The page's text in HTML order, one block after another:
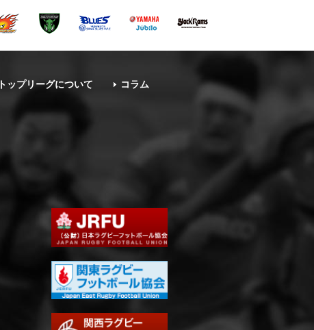
トップリーグについて コラム